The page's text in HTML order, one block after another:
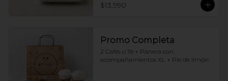
$13.990
Promo Completa
2 Cafés o Té + Panera con
acompañamientos XL + Pie de limón